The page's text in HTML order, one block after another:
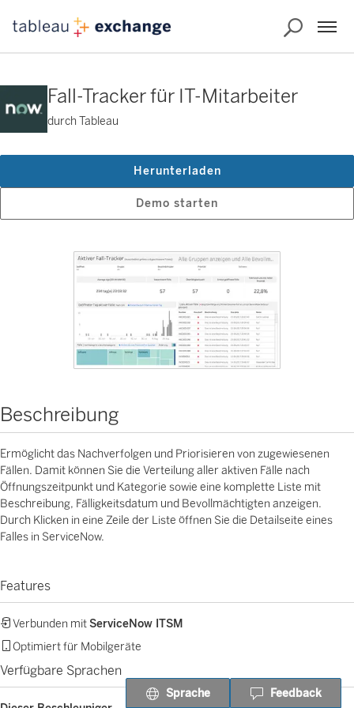
Fall-Tracker für IT-Mitarbeiter
durch Tableau
Demo starten
Herunterladen
Beschreibung
Ermöglicht das Nachverfolgen und Priorisieren von zugewiesenen
Fällen. Damit können Sie die Verteilung aller aktiven Fälle nach
Öffnungszeitpunkt und Kategorie sowie eine komplette Liste mit
Beschreibung, Fälligkeitsdatum und Bevollmächtigten anzeigen.
Durch Klicken in eine Zeile der Liste öffnen Sie die Detailseite eines
Falles in ServiceNow.
Features
Verbunden mitServiceNow ITSM
Optimiert für Mobilgeräte
Verfügbare Sprachen
Sprache Feedback